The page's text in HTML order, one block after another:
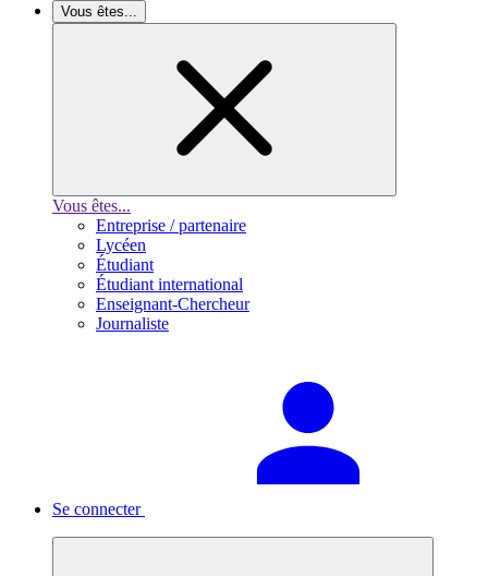
Vous êtes...
Vous êtes...
Entreprise / partenaire
Lycéen
Étudiant
Étudiant international
Enseignant-Chercheur
Journaliste
Se connecter